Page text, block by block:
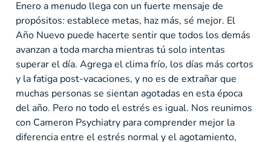
Enero a menudo llega con un fuerte mensaje de
propósitos: establece metas, haz más, sé mejor. El
Año Nuevo puede hacerte sentir que todos los demás
avanzan a toda marcha mientras tú solo intentas
superar el día. Agrega el clima frío, los días más cortos
y la fatiga post-vacaciones, y no es de extrañar que
muchas personas se sientan agotadas en esta época
del año. Pero no todo el estrés es igual. Nos reunimos
con Cameron Psychiatry para comprender mejor la
diferencia entre el estrés normal y el agotamiento,